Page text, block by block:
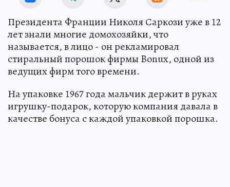
Президента Франции Николя Саркози уже в 12
лет знали многие домохозяйки, что
называется, в лицо - он рекламировал
стиральный порошок фирмы Bonux, одной из
ведущих фирм того времени.
На упаковке 1967 года мальчик держит в руках
игрушку-подарок, которую компания давала в
качестве бонуса с каждой упаковкой порошка.